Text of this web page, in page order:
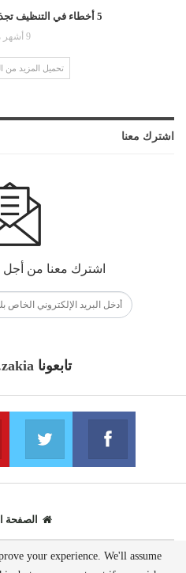
5 أخطاء في التنظيف تجذب الغبار إلى المنزل
9 أشهر منذ
تحميل المزيد من
اشترك معنا
اشترك معنا من أجل
تابعونا
فايسبوك
انضم الينا
الصفحة
© 2020 - جميع الحقوق محفوظة.
your experience. We'll assume